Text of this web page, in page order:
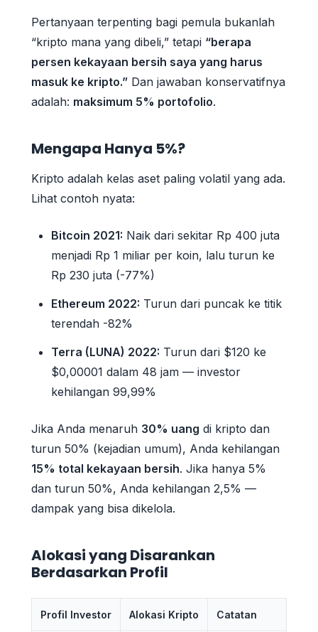
Pertanyaan terpenting bagi pemula bukanlah
“kripto mana yang dibeli,” tetapi “berapa
persen kekayaan bersih saya yang harus
masuk ke kripto.” Dan jawaban konservatifnya
adalah: maksimum 5% portofolio.
Mengapa Hanya 5%?
Kripto adalah kelas aset paling volatil yang ada.
Lihat contoh nyata:
Bitcoin 2021: Naik dari sekitar Rp 400 juta
menjadi Rp 1 miliar per koin, lalu turun ke
Rp 230 juta (-77%)
Ethereum 2022: Turun dari puncak ke titik
terendah -82%
Terra (LUNA) 2022: Turun dari $120 ke
$0,00001 dalam 48 jam — investor
kehilangan 99,99%
Jika Anda menaruh 30% uang di kripto dan
turun 50% (kejadian umum), Anda kehilangan
15% total kekayaan bersih. Jika hanya 5%
dan turun 50%, Anda kehilangan 2,5% —
dampak yang bisa dikelola.
Alokasi yang Disarankan
Berdasarkan Profil
Profil Investor Alokasi Kripto Catatan